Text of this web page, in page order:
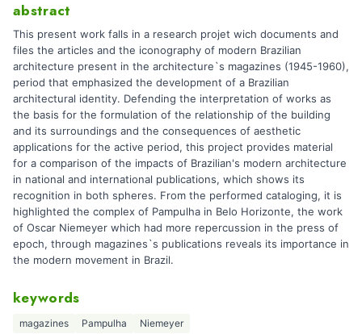
abstract
This present work falls in a research projet wich documents and
files the articles and the iconography of modern Brazilian
architecture present in the architecture`s magazines (1945-1960),
period that emphasized the development of a Brazilian
architectural identity. Defending the interpretation of works as
the basis for the formulation of the relationship of the building
and its surroundings and the consequences of aesthetic
applications for the active period, this project provides material
for a comparison of the impacts of Brazilian's modern architecture
in national and international publications, which shows its
recognition in both spheres. From the performed cataloging, it is
highlighted the complex of Pampulha in Belo Horizonte, the work
of Oscar Niemeyer which had more repercussion in the press of
epoch, through magazines`s publications reveals its importance in
the modern movement in Brazil.
keywords
magazines Pampulha Niemeyer